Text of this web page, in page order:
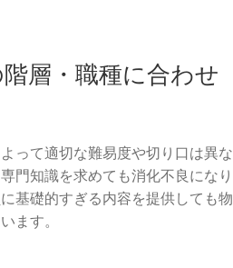
層・職種に合わせ
って適切な難易度や切り口は異な
門知識を求めても消化不良になり
基礎的すぎる内容を提供しても物
ます。